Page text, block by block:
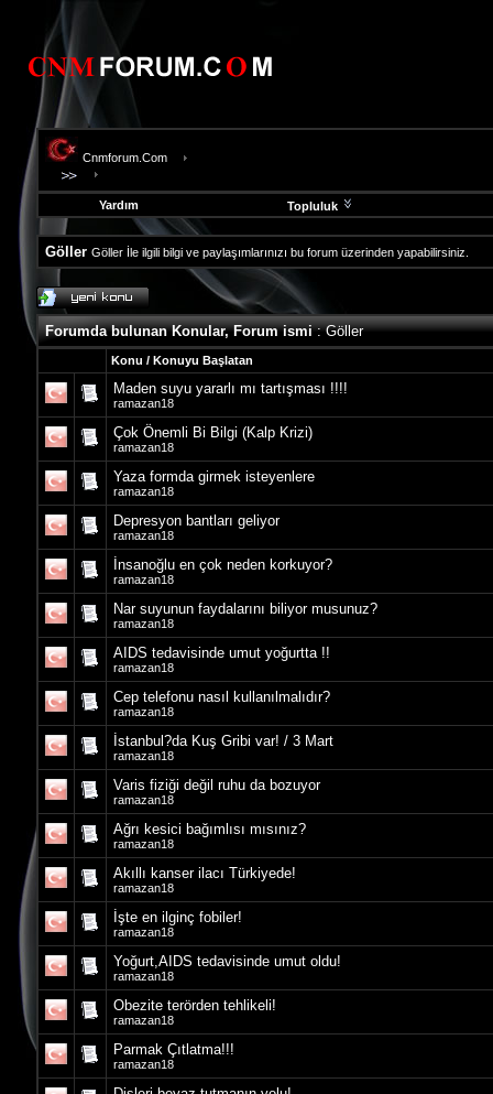
Cnmforum.Com
Yardım Topluluk
Göller Göller İle ilgili bilgi ve paylaşımlarınızı bu forum üzerinden yapabilirsiniz.
evooli
fethiye
escort
gaziantep
gaziantep
escort
Forumda bulunan Konular, Forum ismi: Göller
Konu / Konuyu Başlatan
Maden suyu yararlı mı tartışması !!!!
ramazan18
Çok Önemli Bi Bilgi (Kalp Krizi)
ramazan18
Yaza formda girmek isteyenlere
ramazan18
Depresyon bantları geliyor
ramazan18
İnsanoğlu en çok neden korkuyor?
ramazan18
Nar suyunun faydalarını biliyor musunuz?
ramazan18
AIDS tedavisinde umut yoğurtta !!
ramazan18
Cep telefonu nasıl kullanılmalıdır?
ramazan18
İstanbul?da Kuş Gribi var! / 3 Mart
ramazan18
Varis fiziği değil ruhu da bozuyor
ramazan18
Ağrı kesici bağımlısı mısınız?
ramazan18
Akıllı kanser ilacı Türkiyede!
ramazan18
İşte en ilginç fobiler!
ramazan18
Yoğurt,AIDS tedavisinde umut oldu!
ramazan18
Obezite terörden tehlikeli!
ramazan18
Parmak Çıtlatma!!!
ramazan18